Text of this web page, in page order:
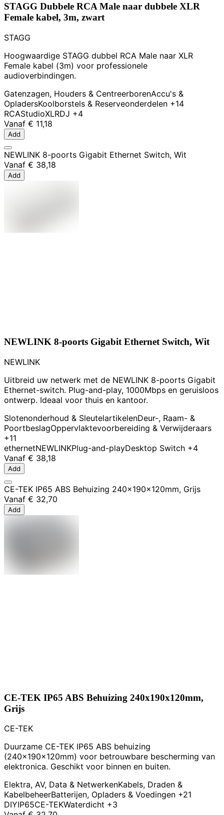
STAGG Dubbele RCA Male naar dubbele XLR
Female kabel, 3m, zwart
STAGG
Hoogwaardige STAGG dubbel RCA Male naar XLR
Female kabel (3m) voor professionele
audioverbindingen.
Gatenzagen, Houders & CentreerborenAccu's &
OpladersKoolborstels & Reserveonderdelen +14
RCAStudioXLRDJ +4
Vanaf € 11,18
Add
NEWLINK 8-poorts Gigabit Ethernet Switch, Wit
Vanaf € 38,18
Add
NEWLINK 8-poorts Gigabit Ethernet Switch, Wit
NEWLINK
Uitbreid uw netwerk met de NEWLINK 8-poorts Gigabit
Ethernet-switch. Plug-and-play, 1000Mbps en geruisloos
ontwerp. Ideaal voor thuis en kantoor.
Slotenonderhoud & SleutelartikelenDeur-, Raam- &
PoortbeslagOppervlaktevoorbereiding & Verwijderaars
+11
ethernetNEWLINKPlug-and-playDesktop Switch +4
Vanaf € 38,18
Add
CE-TEK IP65 ABS Behuizing 240x190x120mm, Grijs
Vanaf € 32,70
Add
CE-TEK IP65 ABS Behuizing 240x190x120mm,
Grijs
CE-TEK
Duurzame CE-TEK IP65 ABS behuizing
(240x190x120mm) voor betrouwbare bescherming van
elektronica. Geschikt voor binnen en buiten.
Elektra, AV, Data & NetwerkenKabels, Draden &
KabelbeheerBatterijen, Opladers & Voedingen +21
DIYIP65CE-TEKWaterdicht +3